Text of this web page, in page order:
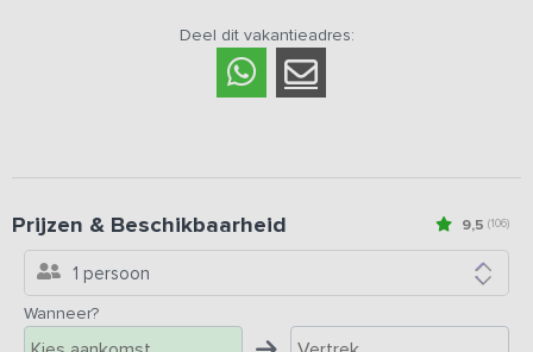
Deel dit vakantieadres:
9,5 (106)
Prijzen & Beschikbaarheid
1 persoon
Wanneer?